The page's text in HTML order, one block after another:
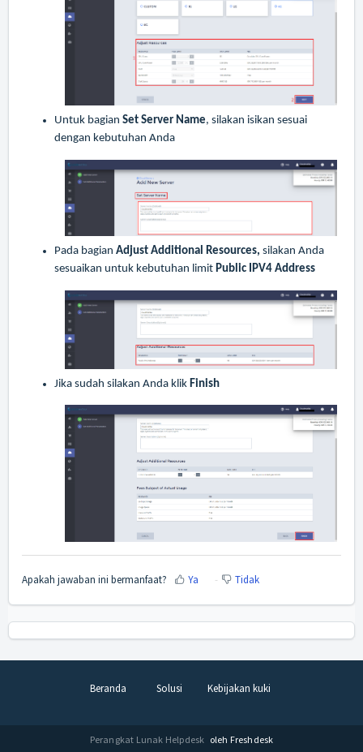
Untuk bagian Set Server Name, silakan isikan sesuai
dengan kebutuhan Anda
Pada bagian Adjust Additional Resources, silakan Anda
sesuaikan untuk kebutuhan limit Public IPV4 Address
Jika sudah silakan Anda klik Finish
Apakah jawaban ini bermanfaat? Ya Tidak
Beranda Solusi Kebijakan kuki
Perangkat Lunak Helpdesk oleh Freshdesk